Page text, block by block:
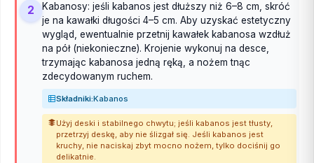
2
Kabanosy: jeśli kabanos jest dłuższy niż 6–8 cm, skróć
je na kawałki długości 4–5 cm. Aby uzyskać estetyczny
wygląd, ewentualnie przetnij kawałek kabanosa wzdłuż
na pół (niekonieczne). Krojenie wykonuj na desce,
trzymając kabanosa jedną ręką, a nożem tnąc
zdecydowanym ruchem.
Składniki:Kabanos
Użyj deski i stabilnego chwytu; jeśli kabanos jest tłusty,
przetrzyj deskę, aby nie ślizgał się. Jeśli kabanos jest
kruchy, nie naciskaj zbyt mocno nożem, tylko dociśnij go
delikatnie.